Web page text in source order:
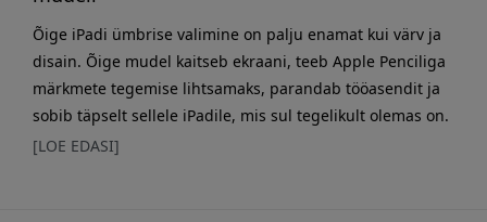
Õige iPadi ümbrise valimine on palju enamat kui värv ja
disain. Õige mudel kaitseb ekraani, teeb Apple Penciliga
märkmete tegemise lihtsamaks, parandab tööasendit ja
sobib täpselt sellele iPadile, mis sul tegelikult olemas on.
Selles juhendis vaatame üle, mis 2026. aastal tegelikult
[LOE EDASI]